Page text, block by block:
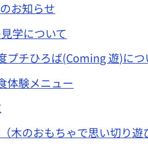
お知らせ
学について
プチひろば(Coming 遊)につ
体験メニュー
木のおもちゃで思い切り遊